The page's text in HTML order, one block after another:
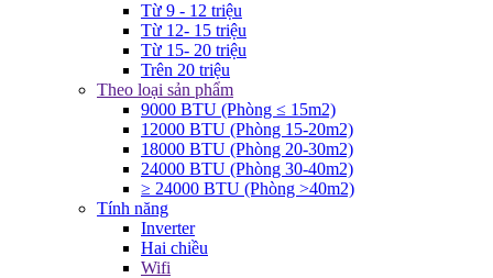
Từ 9 - 12 triệu
Từ 12- 15 triệu
Từ 15- 20 triệu
Trên 20 triệu
Theo loại sản phẩm
9000 BTU (Phòng ≤ 15m2)
12000 BTU (Phòng 15-20m2)
18000 BTU (Phòng 20-30m2)
24000 BTU (Phòng 30-40m2)
≥ 24000 BTU (Phòng >40m2)
Tính năng
Inverter
Hai chiều
Wifi